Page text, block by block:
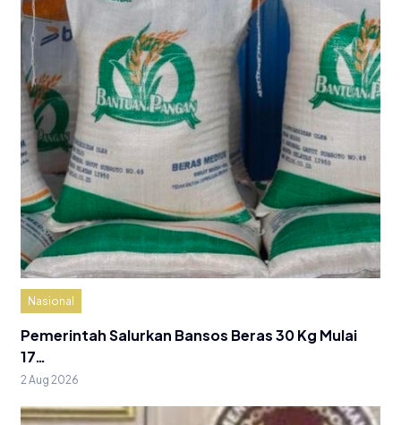
Nasional
Pemerintah Salurkan Bansos Beras 30 Kg Mulai
17…
2 Aug 2026